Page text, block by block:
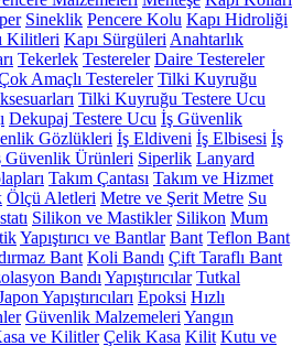
Sineklik Pencere Kolu Kapı Hidroliği
Kilitleri Kapı Sürgüleri Anahtarlık
Tekerlek Testereler Daire Testereler
Amaçlı Testereler Tilki Kuyruğu
Tilki Kuyruğu Testere Ucu
Dekupaj Testere Ucu İş Güvenlik
Gözlükleri İş Eldiveni İş Elbisesi İş
Güvenlik Ürünleri Siperlik Lanyard
Takım Çantası Takım ve Hizmet
Ölçü Aletleri Metre ve Şerit Metre Su
Silikon ve Mastikler Silikon Mum
Yapıştırıcı ve Bantlar Bant Teflon Bant
Bant Koli Bandı Çift Taraflı Bant
Bandı Yapıştırıcılar Tutkal
Yapıştırıcıları Epoksi Hızlı
Güvenlik Malzemeleri Yangın
ve Kilitler Çelik Kasa Kilit Kutu ve